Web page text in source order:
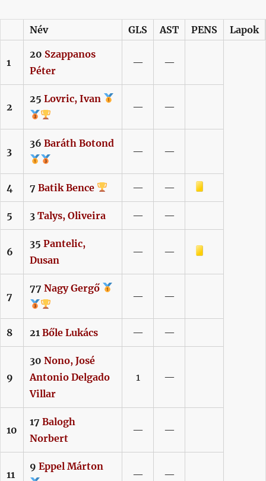
Név GLS AST PENS Lapok
1
20 Szappanos
Péter
— —
2
25 Lovric, Ivan
— —
3
36 Baráth Botond
— —
4 7 Batik Bence — —
Sárga lap
5 3 Talys, Oliveira — —
6
35 Pantelic,
Dusan
— —
Sárga lap
7
77 Nagy Gergő
— —
8 21 Bőle Lukács — —
9
30 Nono, José
Antonio Delgado
Villar
1 —
10
17 Balogh
Norbert
— —
11
9 Eppel Márton
— —